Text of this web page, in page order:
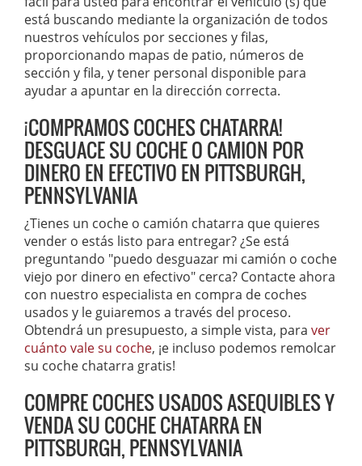
está buscando mediante la organización de todos
nuestros vehículos por secciones y filas,
proporcionando mapas de patio, números de
sección y fila, y tener personal disponible para
ayudar a apuntar en la dirección correcta.
¡COMPRAMOS COCHES CHATARRA!
DESGUACE SU COCHE O CAMION POR
DINERO EN EFECTIVO EN PITTSBURGH,
PENNSYLVANIA
¿Tienes un coche o camión chatarra que quieres
vender o estás listo para entregar? ¿Se está
preguntando "puedo desguazar mi camión o coche
viejo por dinero en efectivo" cerca? Contacte ahora
con nuestro especialista en compra de coches
usados y le guiaremos a través del proceso.
Obtendrá un presupuesto, a simple vista, para ver
cuánto vale su coche, ¡e incluso podemos remolcar
su coche chatarra gratis!
COMPRE COCHES USADOS ASEQUIBLES Y
VENDA SU COCHE CHATARRA EN
PITTSBURGH, PENNSYLVANIA